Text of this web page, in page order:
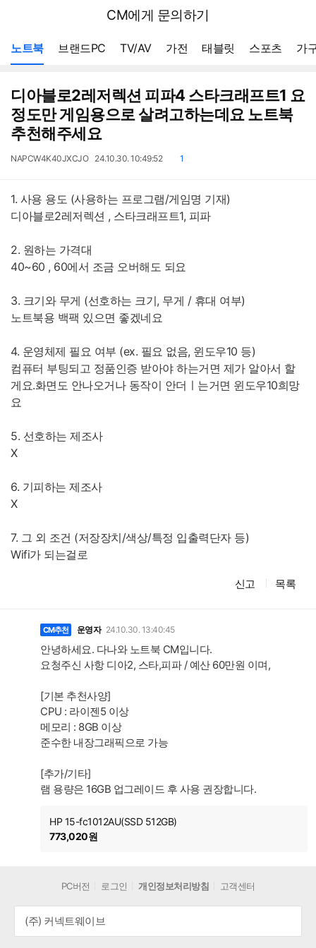
다나와
CM에게 문의하기
노트북 브랜드PC TV/AV 가전 태블릿 스포츠 가
디아블로2레저렉션 피파4 스타크래프트1 요
정도만 게임용으로 살려고하는데요 노트북
추천해주세요
작
NAPCW4K40JXCJO
작
24.10.30. 10:49:52
댓1
1. 사용 용도 (사용하는 프로그램/게임명 기재)
디아블로2레저렉션 , 스타크래프트1, 피파
2. 원하는 가격대
40~60 , 60에서 조금 오버해도 되요
3. 크기와 무게 (선호하는 크기, 무게 / 휴대 여부)
노트북용 백팩 있으면 좋겠네요
4. 운영체제 필요 여부 (ex. 필요 없음, 윈도우10 등)
컴퓨터 부팅되고 정품인증 받아야 하는거면 제가 알아서 할
게요.화면도 안나오거나 동작이 안더ㅣ는거면 윈도우10희망
요
5. 선호하는 제조사
X
6. 기피하는 제조사
X
7. 그 외 조건 (저장장치/색상/특정 입출력단자 등)
Wifi가 되는걸로
신고 목록
CM추천 운영자 24.10.30. 13:40:45
안녕하세요. 다나와 노트북 CM입니다.
요청주신 사항 디아2, 스타,피파 / 예산 60만원 이며,
[기본 추천사양]
CPU : 라이젠5 이상
메모리 : 8GB 이상
준수한 내장그래픽으로 가능
[추가/기타]
램 용량은 16GB 업그레이드 후 사용 권장합니다.
HP 15-fc1012AU(SSD 512GB)
773,020원
PC버전 로그인 개인정보처리방침 고객센터
(주) 커넥트웨이브